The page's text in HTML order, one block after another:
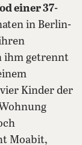
einer 37-
in Berlin-
ihm getrennt
Kinder der
Moabit,